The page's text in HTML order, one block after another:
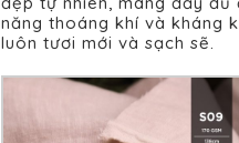
năng thoáng khí và kháng
luôn tươi mới và sạch sẽ.